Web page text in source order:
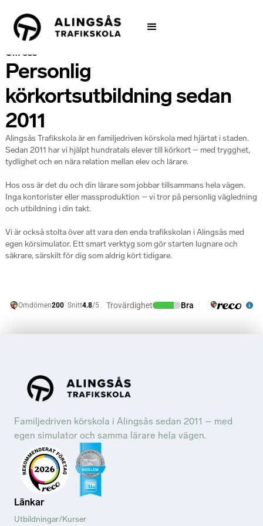
Om oss
Personlig
körkortsutbildning sedan
2011
Alingsås Trafikskola är en familjedriven körskola med hjärtat i staden.
Sedan 2011 har vi hjälpt hundratals elever till körkort – med trygghet,
tydlighet och en nära relation mellan elev och lärare.
Hos oss är det du och din lärare som jobbar tillsammans hela vägen.
Inga kontorister eller massproduktion – vi tror på personlig vägledning
och utbildning i din takt.
Vi är också stolta över att vara den enda trafikskolan i Alingsås med
egen körsimulator. Ett smart verktyg som gör starten lugnare och
säkrare, särskilt för dig som aldrig kört tidigare.
Familjedriven körskola i Alingsås sedan 2011 – med
egen simulator och samma lärare hela vägen.
Länkar
Utbildningar/Kurser